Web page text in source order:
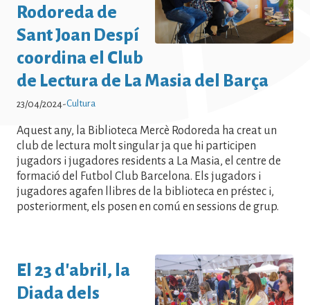
Notícies - Cultura Notícies - Cultura
Notícies - Cultura
Rodoreda de
Sant Joan Despí
coordina el Club
de Lectura de La Masia del Barça
23/04/2024-Cultura
Aquest any, la Biblioteca Mercè Rodoreda ha creat un
club de lectura molt singular ja que hi participen
jugadors i jugadores residents a La Masia, el centre de
formació del Futbol Club Barcelona. Els jugadors i
jugadores agafen llibres de la biblioteca en préstec i,
posteriorment, els posen en comú en sessions de grup.
El 23 d'abril, la
Diada dels